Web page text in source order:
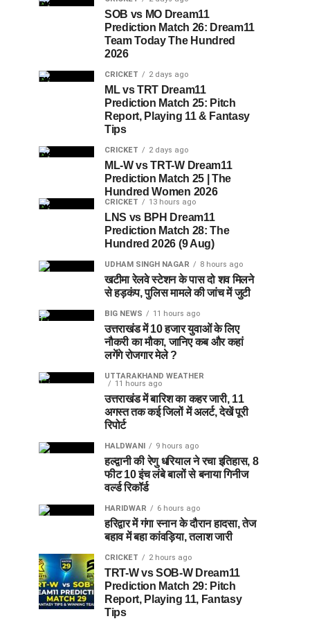
SOB vs MO Dream11
Prediction Match 26: Dream11
Team Today The Hundred
2026
CRICKET 2 days ago
ML vs TRT Dream11
Prediction Match 25: Pitch
Report, Playing 11 & Fantasy
Tips
CRICKET 2 days ago
ML-W vs TRT-W Dream11
Prediction Match 25 | The
Hundred Women 2026
CRICKET 13 hours ago
LNS vs BPH Dream11
Prediction Match 28: The
Hundred 2026 (9 Aug)
UDHAM SINGH NAGAR 8 hours ago
खटीमा रेलवे स्टेशन के पास दो शव मिलने
से हड़कंप, पुलिस मामले की जांच में जुटी
BIG NEWS 11 hours ago
उत्तराखंड में 10 हजार युवाओं के लिए
नौकरी का मौका, जानिए कब और कहां
लगेंगे रोजगार मेले ?
UTTARAKHAND WEATHER
11 hours ago
उत्तराखंड में बारिश का कहर जारी, 11
अगस्त तक कई जिलों में अलर्ट, देखें पूरी
रिपोर्ट
HALDWANI 9 hours ago
हल्द्वानी की रेणु धरियाल ने रचा इतिहास, 8
फीट 10 इंच लंबे बालों से बनाया गिनीज
वर्ल्ड रिकॉर्ड
HARIDWAR 6 hours ago
हरिद्वार में गंगा स्नान के दौरान हादसा, तेज
बहाव में बहा कांवड़िया, तलाश जारी
CRICKET 2 hours ago
TRT-W vs SOB-W Dream11
Prediction Match 29: Pitch
Report, Playing 11, Fantasy
Tips